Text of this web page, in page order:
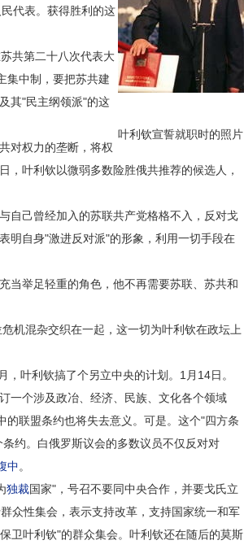
叶利 钦宣誓就职时的照片
代表。获得胜利的这
共第二十八次代表大
集中制，要把苏共建
其"民主纲领派"的这
对权力的垄断，将权
叶利钦以微弱多数险胜俄共推荐的候选人，
己曾经加入的苏联共产党格格不入，反对戈
明自身"激进反对派"的形象，利用一切手段在
举足轻重的角色，他不再需要苏联、苏共和
混杂交织在一起，这一切为叶利钦在政坛上
叶利钦搞了个另立中央的计划。1月14日。
一个涉及政冶、经济、民族、文化各个领域
的联盟条约也将失去意义。可是。这个"四方条
约。白俄罗斯议会的多数议员不仅反对对
中。
独裁国家"，号召不要同中央合作，并要戈氏立
众性集会，表示支持改革，支持国家统一和军
卫叶利钦"的群众集会。叶利钦还在随后的莫斯